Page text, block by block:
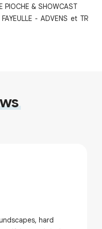
PIOCHE & SHOWCAST
- ADVENS et TR
hard